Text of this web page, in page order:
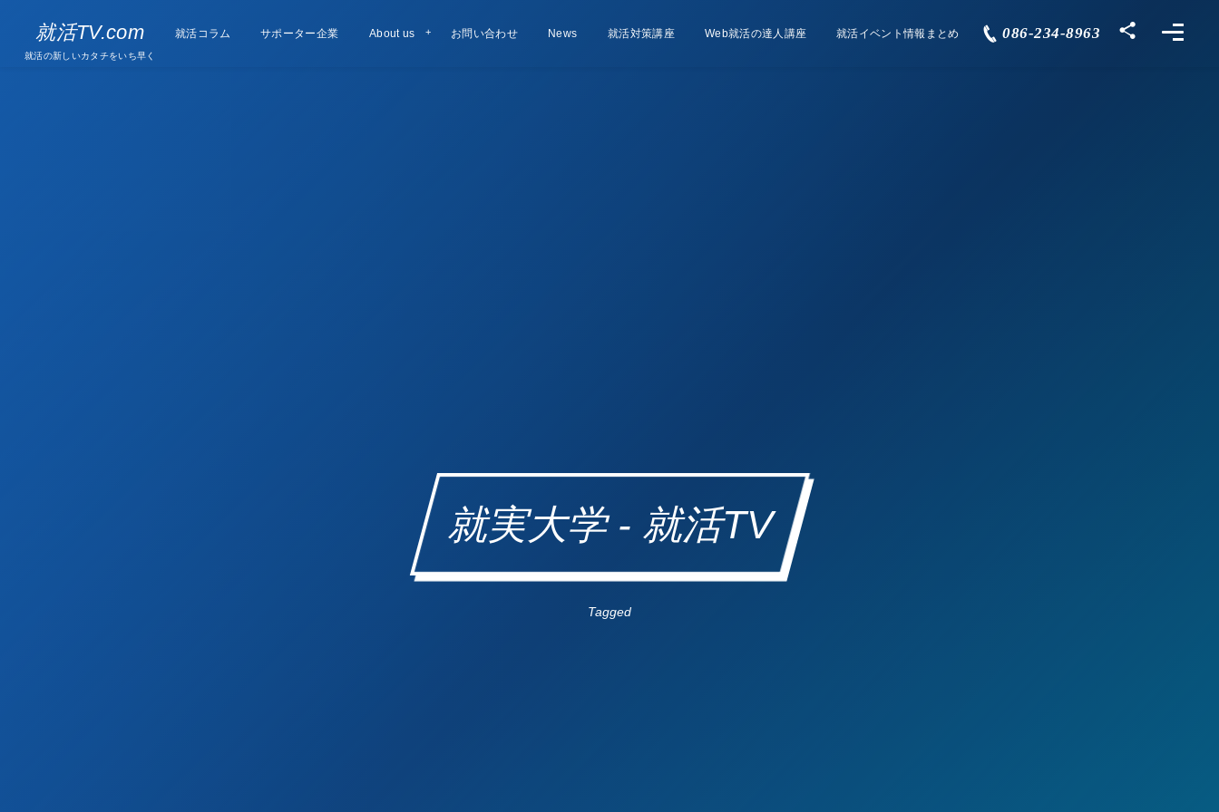
就活TV.com
就活の新しいカタチをいち早く
就活コラム
Column サポーター企業
Supporter
companies
About us お問い合わせ
Contact News
お知らせ 就活対策講座
Lesson Web就活の達人講座
Course 就活イベント情報まとめ
Events 086-234-8963
就実大学 - 就活TV
Tagged